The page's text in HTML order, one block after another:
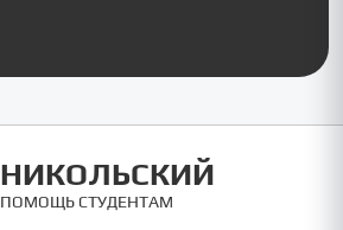
НИКОЛЬСКИЙ
ПОМОЩЬ СТУДЕНТАМ